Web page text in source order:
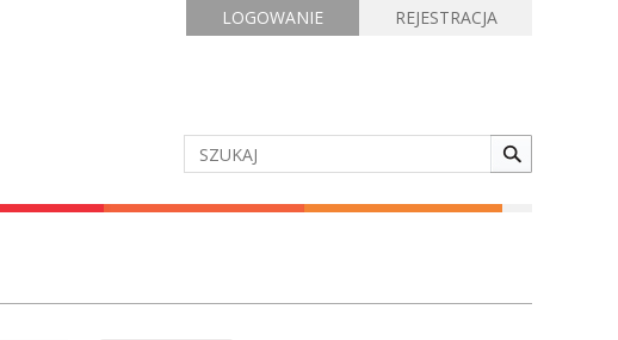
REJESTRACJA
LOGOWANIE